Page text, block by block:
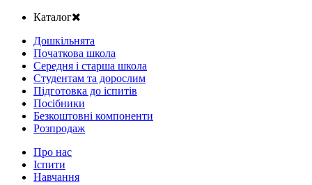
Каталог
Дошкільнята
Початкова школа
Середня і старша школа
Студентам та дорослим
Підготовка до іспитів
Посібники
Безкоштовні компоненти
Розпродаж
Про нас
Іспити
Навчання